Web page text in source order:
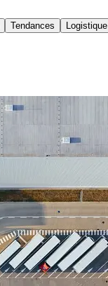
Tendances Logistique